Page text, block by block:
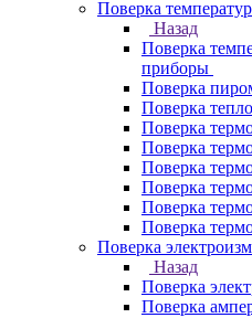
Поверка
Назад
Поверка
приборы
Поверка
Поверка
Поверка
Поверка
Поверка
Поверка
Поверка
Поверка
Поверка
Назад
Поверка
Поверка